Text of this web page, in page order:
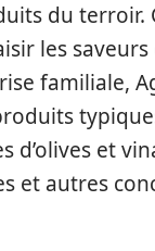
du terroir.
les
familiale,
d’olives et
et autres